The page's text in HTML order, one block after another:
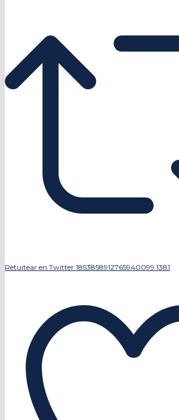
Retuitear en Twitter 1853858912765940099 1381